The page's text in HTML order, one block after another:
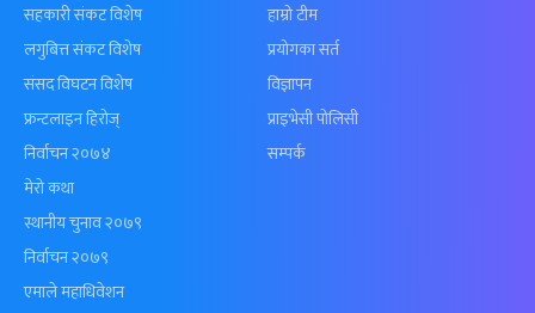
सहकारी संकट विशेष
लगुबित्त संकट विशेष
संसद विघटन विशेष
फ्रन्टलाइन हिरोज्
निर्वाचन २०७४
मेरो कथा
स्थानीय चुनाव २०७९
निर्वाचन २०७९
एमाले महाधिवेशन
हाम्रो टीम
प्रयोगका सर्त
विज्ञापन
प्राइभेसी पोलिसी
सम्पर्क